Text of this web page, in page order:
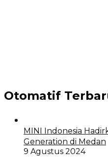
Otomatif
MINI Indonesia
Generation di Medan
9 Agustus 2024